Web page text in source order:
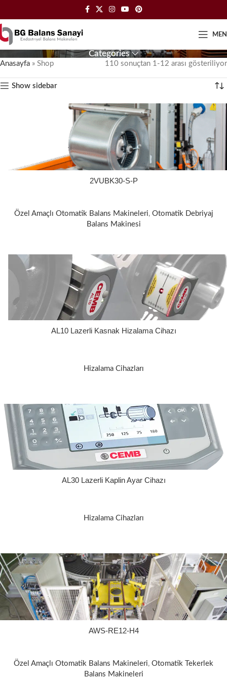
Categories
Anasayfa » Shop 110 sonuçtan 1-12 arası gösteriliyor
Show sidebar
2VUBK30-S-P
Özel Amaçlı Otomatik Balans Makineleri, Otomatik Debriyaj
Balans Makinesi
AL10 Lazerli Kasnak Hizalama Cihazı
Hizalama Cihazları
AL30 Lazerli Kaplin Ayar Cihazı
Hizalama Cihazları
AWS-RE12-H4
Özel Amaçlı Otomatik Balans Makineleri, Otomatik Tekerlek
Balans Makineleri